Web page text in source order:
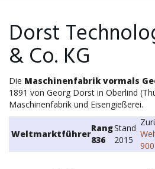
Dorst
& Co. KG
Die Maschinenfabrik vormals
1891 von Georg Dorst in Oberlind
Maschinenfabrik und Eisengießerei.
Weltmarktführer
Rang
836
Stand
2015
900